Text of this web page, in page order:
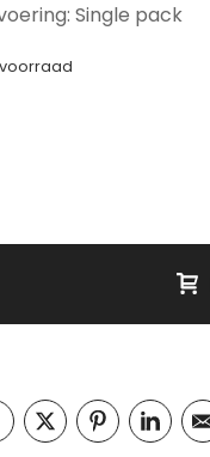
Single pack